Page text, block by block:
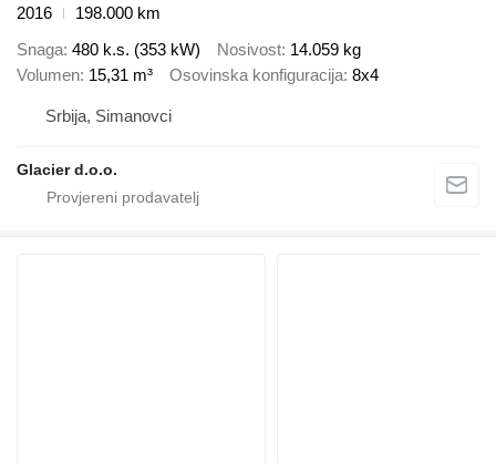
2016
198.000 km
Snaga 480 k.s. (353 kW) Nosivost 14.059 kg
Volumen 15,31 m³ Osovinska konfiguracija 8x4
Srbija, Simanovci
Glacier d.o.o.